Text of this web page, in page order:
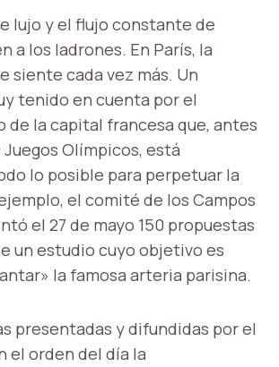
lujo y el flujo constante de
a los ladrones. En París, la
siente cada vez más. Un
tenido en cuenta por el
de la capital francesa que, antes
Olímpicos, está
lo posible para perpetuar la
el comité de los Campos
el 27 de mayo 150 propuestas
un estudio cuyo objetivo es
la famosa arteria parisina.
presentadas y difundidas por el
el orden del día la